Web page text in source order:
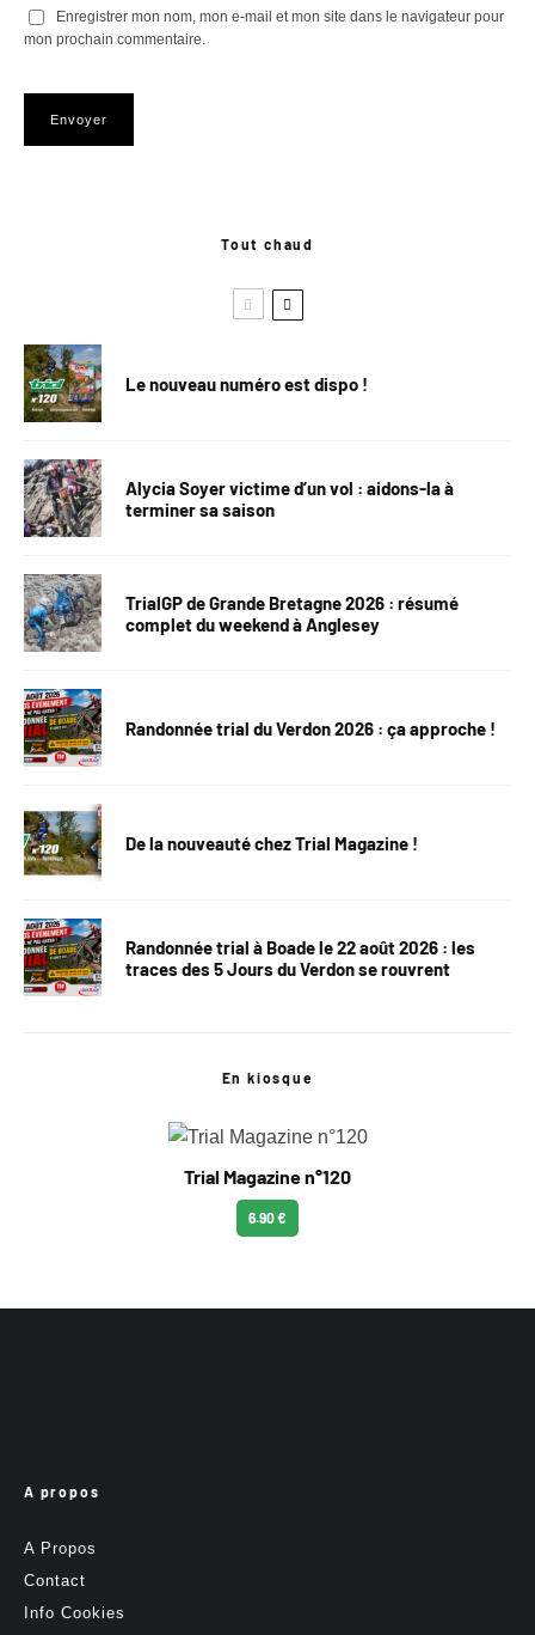
Enregistrer mon nom, mon e-mail et mon site dans le navigateur pour
mon prochain commentaire.
Tout chaud
Le nouveau numéro est dispo !
Alycia Soyer victime d’un vol : aidons-la à
terminer sa saison
TrialGP de Grande Bretagne 2026 : résumé
complet du weekend à Anglesey
Randonnée trial du Verdon 2026 : ça approche !
De la nouveauté chez Trial Magazine !
Randonnée trial à Boade le 22 août 2026 : les
traces des 5 Jours du Verdon se rouvrent
En kiosque
Trial Magazine n°120
6.90 €
A propos
A Propos
Contact
Info Cookies